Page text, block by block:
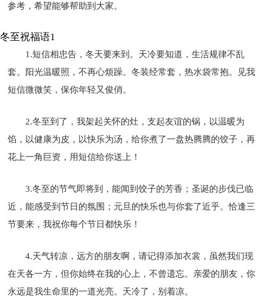
参考，希望能够帮助到大家。
冬至祝福语1
1.短信相忠告，冬天要来到。天冷要知道，生活规律不乱
套。阳光温暖照，不再心烦躁。冬装经常套，热水袋常抱。见我
短信微微笑，保你年轻又俊俏。
2.冬至到了，我架起关怀的灶，支起友谊的锅，以温暖为
馅，以健康为皮，以快乐为汤，给你煮了一盘热腾腾的饺子，再
花上一角巨资，用短信给你送上！
3.冬至的节气即将到，能闻到饺子的芳香；圣诞的步伐已临
近，能感受到节日的氛围；元旦的快乐也与你套了近乎。恰逢三
节要来，我祝你每个节日都快乐！
4.天气转凉，远方的朋友啊，请记得添加衣裳，虽然我们现
在天各一方，但你始终在我的心上，不曾遗忘。亲爱的朋友，你
永远是我生命里的一道光亮。天冷了，别着凉。